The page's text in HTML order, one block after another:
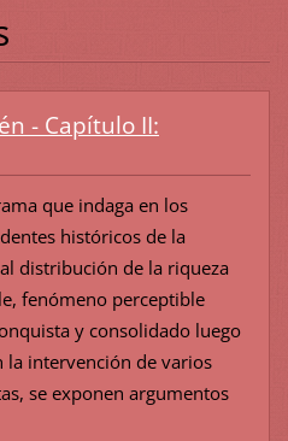
- Capítulo II:
que indaga en los
históricos de la
distribución de la riqueza
fenómeno perceptible
y consolidado luego
la intervención de varios
se exponen argumentos